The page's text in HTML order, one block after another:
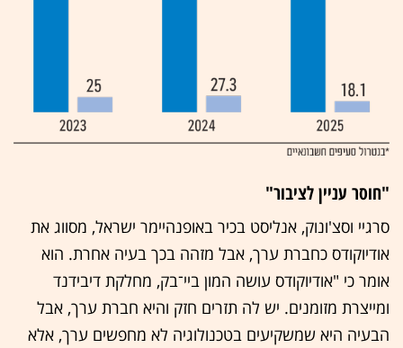
"חוסר עניין לציבור"
סרגיי וסצ'ונוק, אנליסט בכיר באופנהיימר ישראל, מסווג את
אודיוקודס כחברת ערך, אבל מזהה בכך בעיה אחרת. הוא
אומר כי "אודיוקודס עושה המון ביי־בק, מחלקת דיבידנד
ומייצרת מזומנים. יש לה תזרים חזק והיא חברת ערך, אבל
הבעיה היא שמשקיעים בטכנולוגיה לא מחפשים ערך, אלא